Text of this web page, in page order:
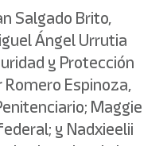
Salgado Brito,
Ángel Urrutia
y Protección
Romero Espinoza,
Maggie
y Nadxieelii